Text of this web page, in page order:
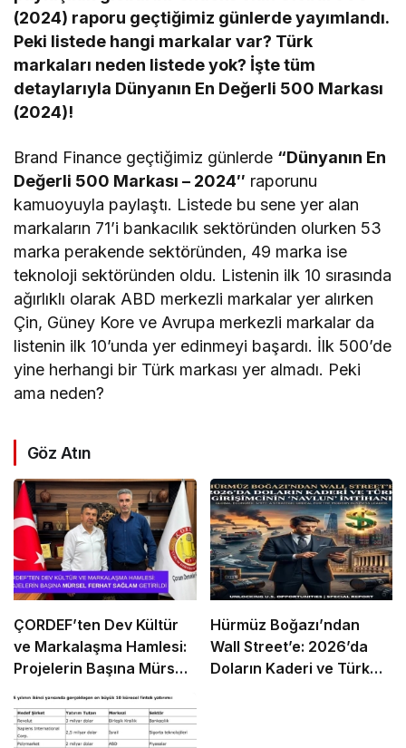
(2024) raporu geçtiğimiz günlerde yayımlandı.
Peki listede hangi markalar var? Türk
markaları neden listede yok? İşte tüm
detaylarıyla Dünyanın En Değerli 500 Markası
(2024)!
Brand Finance geçtiğimiz günlerde “Dünyanın En
Değerli 500 Markası – 2024″ raporunu
kamuoyuyla paylaştı. Listede bu sene yer alan
markaların 71’i bankacılık sektöründen olurken 53
marka perakende sektöründen, 49 marka ise
teknoloji sektöründen oldu. Listenin ilk 10 sırasında
ağırlıklı olarak ABD merkezli markalar yer alırken
Çin, Güney Kore ve Avrupa merkezli markalar da
listenin ilk 10’unda yer edinmeyi başardı. İlk 500’de
yine herhangi bir Türk markası yer almadı. Peki
ama neden?
Göz Atın
ÇORDEF’ten Dev Kültür
ve Markalaşma Hamlesi:
Projelerin Başına Mürsel
Hürmüz Boğazı’ndan
Wall Street’e: 2026’da
Doların Kaderi ve Türk